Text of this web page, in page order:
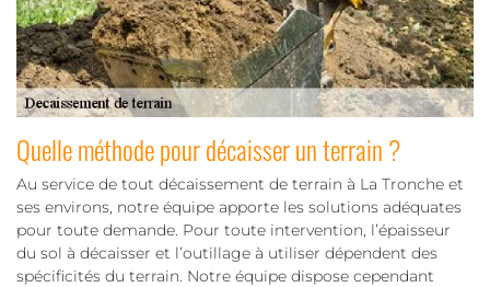
Quelle méthode pour décaisser un terrain ?
Au service de tout décaissement de terrain à La Tronche et
ses environs, notre équipe apporte les solutions adéquates
pour toute demande. Pour toute intervention, l’épaisseur
du sol à décaisser et l’outillage à utiliser dépendent des
spécificités du terrain. Notre équipe dispose cependant